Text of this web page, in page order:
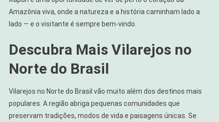
Amazônia viva, onde a natureza e a história caminham lado a
lado — e o visitante é sempre bem-vindo.
Descubra Mais Vilarejos no
Norte do Brasil
Vilarejos no Norte do Brasil vão muito além dos destinos mais
populares. A região abriga pequenas comunidades que
preservam tradições, modos de vida e paisagens únicas. Se